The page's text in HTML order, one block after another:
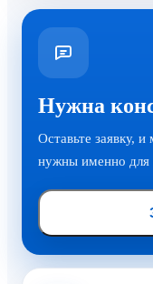
Нужна
Оставьте заявку,
нужны именно для